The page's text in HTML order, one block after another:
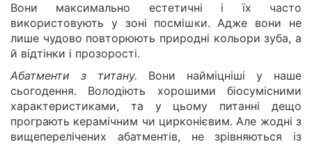
Вони максимально естетичні і їх часто
використовують у зоні посмішки. Адже вони не
лише чудово повторюють природні кольори зуба, а
й відтінки і прозорості.
Абатменти з титану. Вони найміцніші у наше
сьогодення. Володіють хорошими біосумісними
характеристиками, та у цьому питанні дещо
програють керамічним чи цирконієвим. Але жодні з
вищеперелічених абатментів, не зрівняються із